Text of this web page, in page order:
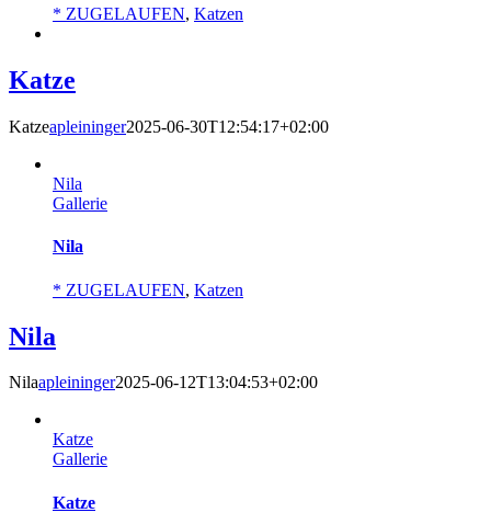
* ZUGELAUFEN, Katzen
Katze
Katzeapleininger2025-06-30T12:54:17+02:00
Nila
Gallerie
Nila
* ZUGELAUFEN, Katzen
Nila
Nilaapleininger2025-06-12T13:04:53+02:00
Katze
Gallerie
Katze